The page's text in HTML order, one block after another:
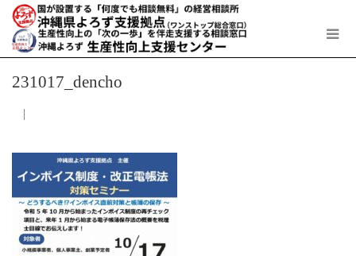
231017_dencho